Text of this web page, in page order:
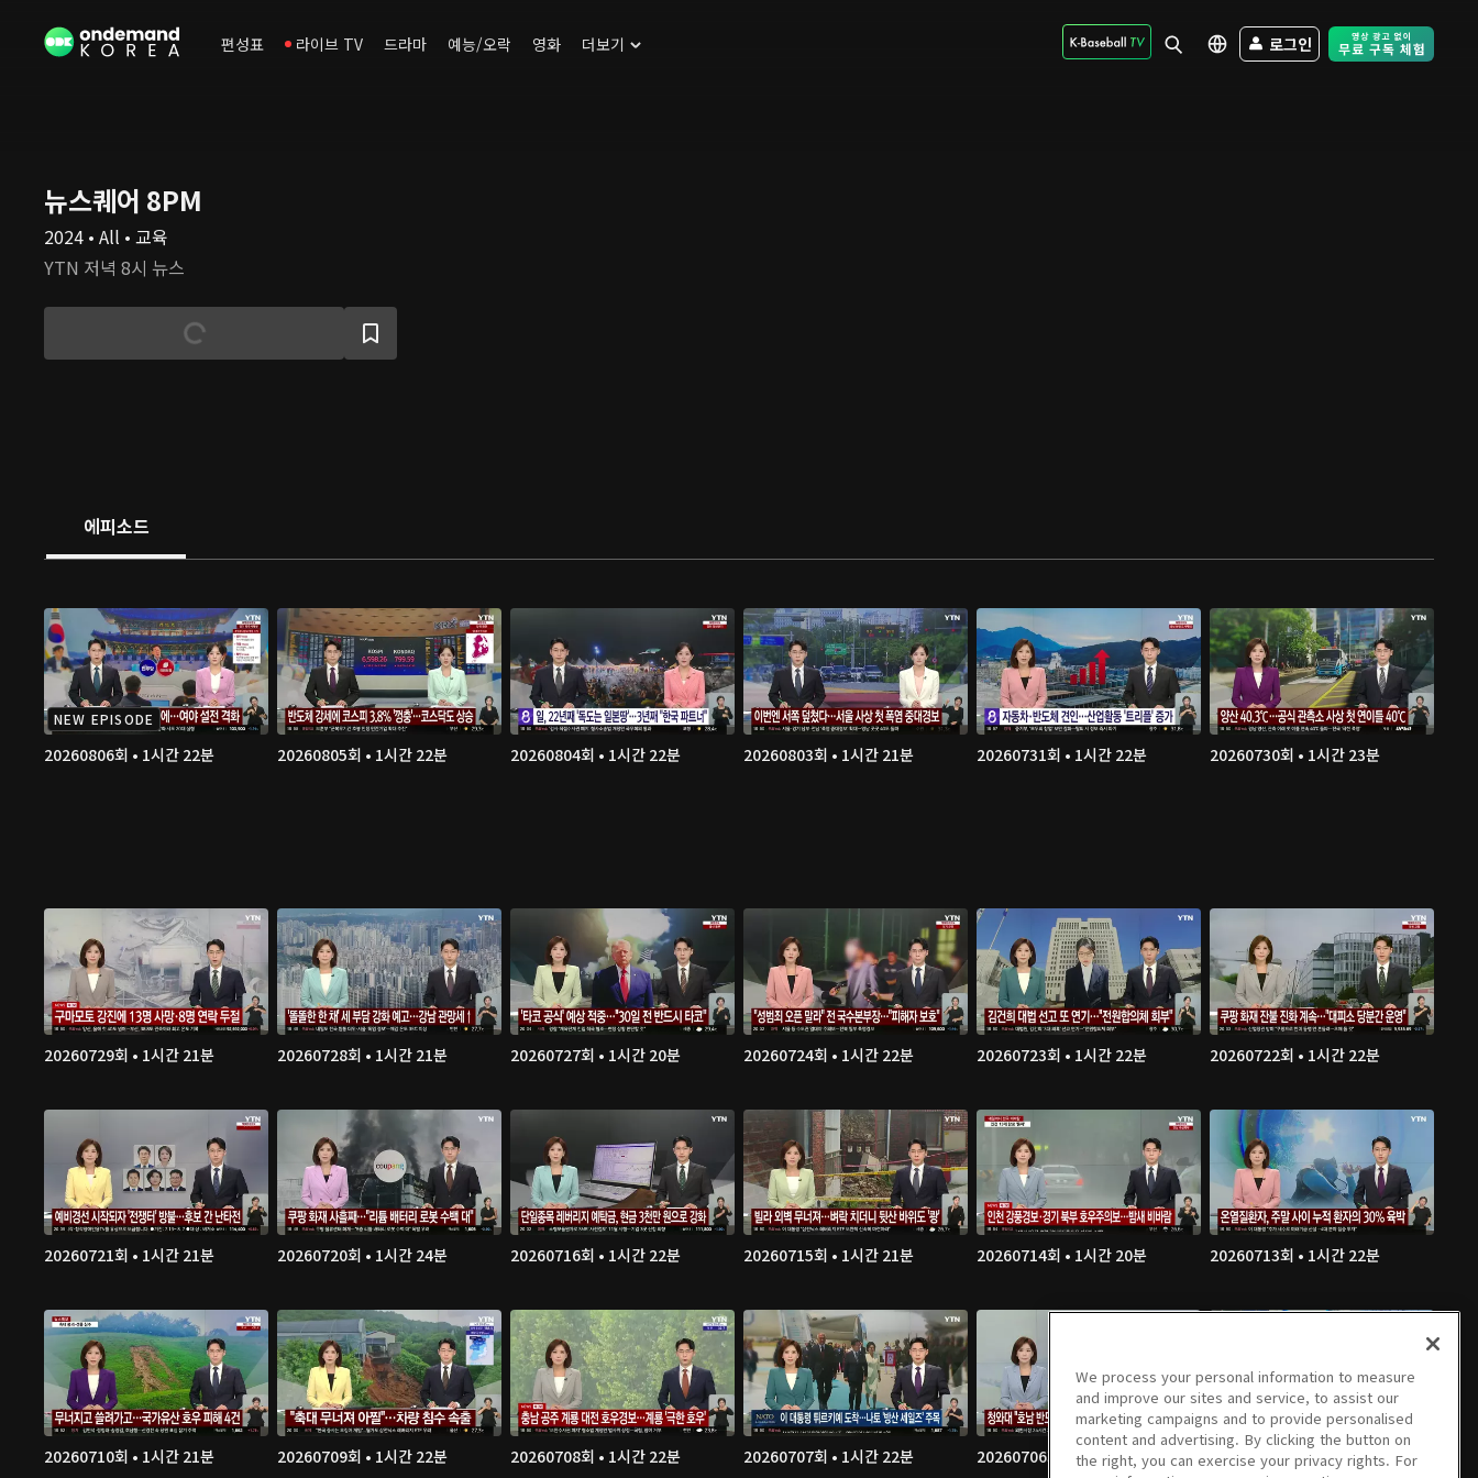
편성표 라이브 TV 드라마 예능/오락 영화 더보기 로그인 Free Trial -
뉴스퀘어 8PM
2024 • All • 교육
YTN 저녁 8시 뉴스
에피소드
NEW EPISODE
20260806회 • 1시간 22분 20260805회 • 1시간 22분 20260804회 • 1시간 22분 20260803회 • 1시간 21분 20260731회 • 1시간 22분 20260730회 • 1시간 23분
20260729회 • 1시간 21분 20260728회 • 1시간 21분 20260727회 • 1시간 20분 20260724회 • 1시간 22분 20260723회 • 1시간 22분 20260722회 • 1시간 22분
20260721회 • 1시간 21분 20260720회 • 1시간 24분 20260716회 • 1시간 22분 20260715회 • 1시간 21분 20260714회 • 1시간 20분 20260713회 • 1시간 22분
20260710회 • 1시간 21분 20260709회 • 1시간 22분 20260708회 • 1시간 22분 20260707회 • 1시간 22분 20260706회 • 1시간 21분 20260703회 • 1시간 22분
We process your personal information to measure
and improve our sites and service, to assist our
marketing campaigns and to provide personalised
content and advertising. By clicking the button on
the right, you can exercise your privacy rights. For